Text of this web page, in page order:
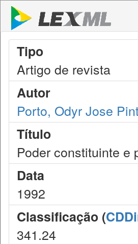
Tipo
Artigo de revista
Autor
Porto, Odyr Jose
Título
Poder constituinte e
Data
1992
Classificação (
341.24